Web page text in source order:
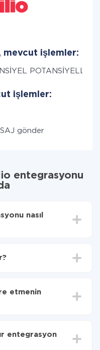
mevcut işlemler:
POTANSİYELLER
işlemler:
gönder
entegrasyonu
nasıl
etmenin
bir sisteminizden
ödeme yaparsınız.
entegrasyon